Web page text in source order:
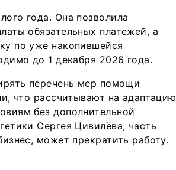
года. Она позволила
обязательных платежей, а
по уже накопившейся
до 1 декабря 2026 года.
перечень мер помощи
что рассчитывают на адаптацию
без дополнительной
Сергея Цивилёва, часть
может прекратить работу.